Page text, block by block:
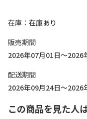
在庫
在庫あり
販売期間
2026年07月01日～2026
配送期間
2026年09月24日～2026
この商品を見た人